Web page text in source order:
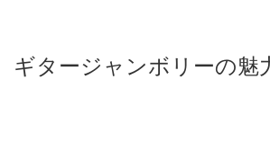
ギタージャンボリーの魅